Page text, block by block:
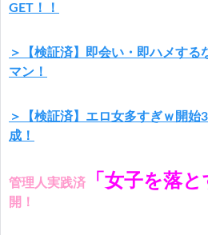
GET！！
＞【検証済】即会い・即ハメする
マン！
＞【検証済】エロ女多すぎｗ開始
成！
管理人実践済 「女子を落と
開！